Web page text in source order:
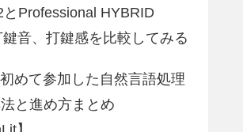
とProfessional HYBRID
音、打鍵感を比較してみる
初めて参加した自然言語処理
と進め方まとめ